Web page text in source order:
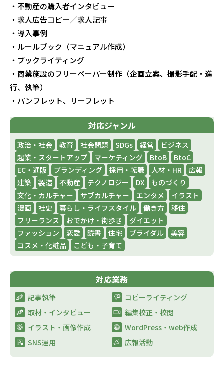
・不動産の購入者インタビュー
・求人広告コピー／求人記事
・導入事例
・ルールブック（マニュアル作成）
・ブックライティング
・商業施設のフリーペーパー制作（企画立案、撮影手配・進
行、執筆）
・パンフレット、リーフレット
対応ジャンル
政治・社会 教育 社会問題 SDGs 経営
ビジネス
起業・スタートアップ
マーケティング BtoB
BtoC
EC・通販
ブランディング 採用・転職 人材・HR
広報
建築
製造 不動産 テクノロジー DX
ものづくり
文化・カルチャー
サブカルチャー エンタメ
イラスト
漫画
社史 暮らし・ライフスタイル 働き方
移住
フリーランス
おでかけ・街歩き
ダイエット
ファッション
恋愛 読書 住宅 ブライダル
美容
コスメ・化粧品
こども・子育て
対応業務
記事執筆
コピーライティング
取材・インタビュー​
編集校正・校閲
イラスト・画像作成​
WordPress・web作成​
SNS運用​
広報活動